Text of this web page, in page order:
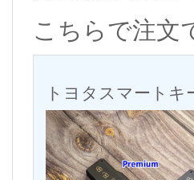
こちらで注文
トヨタスマートキ